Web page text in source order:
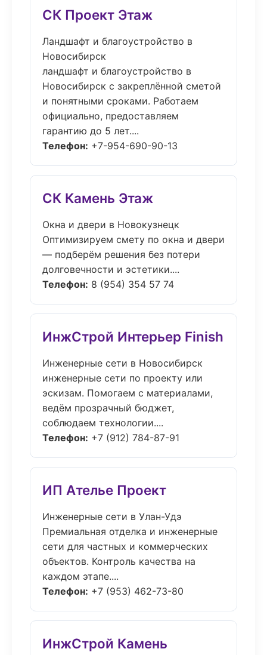
СК Проект Этаж
Ландшафт и благоустройство в
Новосибирск
ландшафт и благоустройство в
Новосибирск с закреплённой сметой
и понятными сроками. Работаем
официально, предоставляем
гарантию до 5 лет....
Телефон: +7-954-690-90-13
СК Камень Этаж
Окна и двери в Новокузнецк
Оптимизируем смету по окна и двери
— подберём решения без потери
долговечности и эстетики....
Телефон: 8 (954) 354 57 74
ИнжСтрой Интерьер Finish
Инженерные сети в Новосибирск
инженерные сети по проекту или
эскизам. Помогаем с материалами,
ведём прозрачный бюджет,
соблюдаем технологии....
Телефон: +7 (912) 784-87-91
ИП Ателье Проект
Инженерные сети в Улан-Удэ
Премиальная отделка и инженерные
сети для частных и коммерческих
объектов. Контроль качества на
каждом этапе....
Телефон: +7 (953) 462-73-80
ИнжСтрой Камень